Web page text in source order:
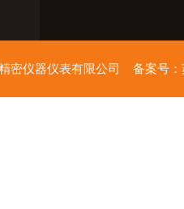
密仪器仪表有限公司 备案号：